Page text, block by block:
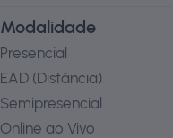
Modalidade
Presencial
EAD (Distância)
Semipresencial
Online ao Vivo